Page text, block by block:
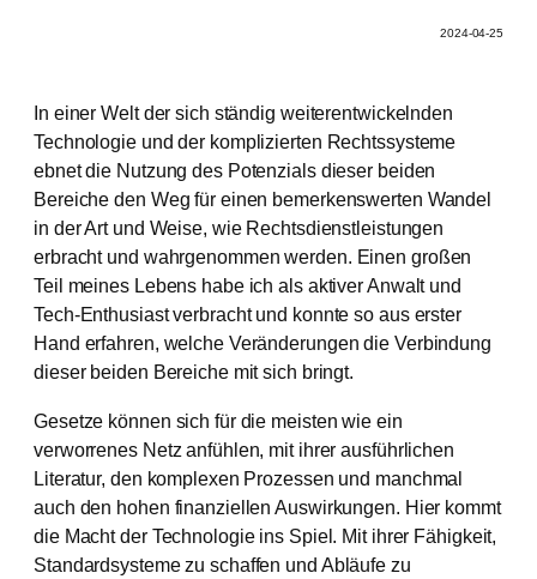
2024-04-25
In einer Welt der sich ständig weiterentwickelnden
Technologie und der komplizierten Rechtssysteme
ebnet die Nutzung des Potenzials dieser beiden
Bereiche den Weg für einen bemerkenswerten Wandel
in der Art und Weise, wie Rechtsdienstleistungen
erbracht und wahrgenommen werden. Einen großen
Teil meines Lebens habe ich als aktiver Anwalt und
Tech-Enthusiast verbracht und konnte so aus erster
Hand erfahren, welche Veränderungen die Verbindung
dieser beiden Bereiche mit sich bringt.
Gesetze können sich für die meisten wie ein
verworrenes Netz anfühlen, mit ihrer ausführlichen
Literatur, den komplexen Prozessen und manchmal
auch den hohen finanziellen Auswirkungen. Hier kommt
die Macht der Technologie ins Spiel. Mit ihrer Fähigkeit,
Standardsysteme zu schaffen und Abläufe zu